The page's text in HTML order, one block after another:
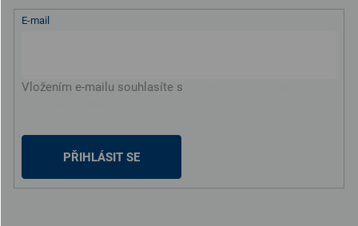
E-mail
Vložením e-mailu souhlasíte s
PŘIHLÁSIT SE